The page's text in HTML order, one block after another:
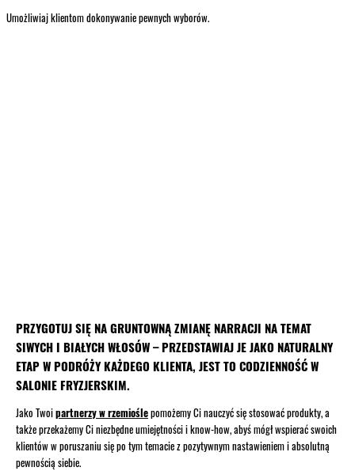
Umożliwiaj klientom dokonywanie pewnych wyborów.
PRZYGOTUJ SIĘ NA GRUNTOWNĄ ZMIANĘ NARRACJI NA TEMAT
SIWYCH I BIAŁYCH WŁOSÓW – PRZEDSTAWIAJ JE JAKO NATURALNY
ETAP W PODRÓŻY KAŻDEGO KLIENTA, JEST TO CODZIENNOŚĆ W
SALONIE FRYZJERSKIM.
Jako Twoipartnerzy w rzemioślepomożemy Ci nauczyć się stosować produkty, a
także przekażemy Ci niezbędne umiejętności i know-how, abyś mógł wspierać swoich
klientów w poruszaniu się po tym temacie z pozytywnym nastawieniem i absolutną
pewnością siebie.